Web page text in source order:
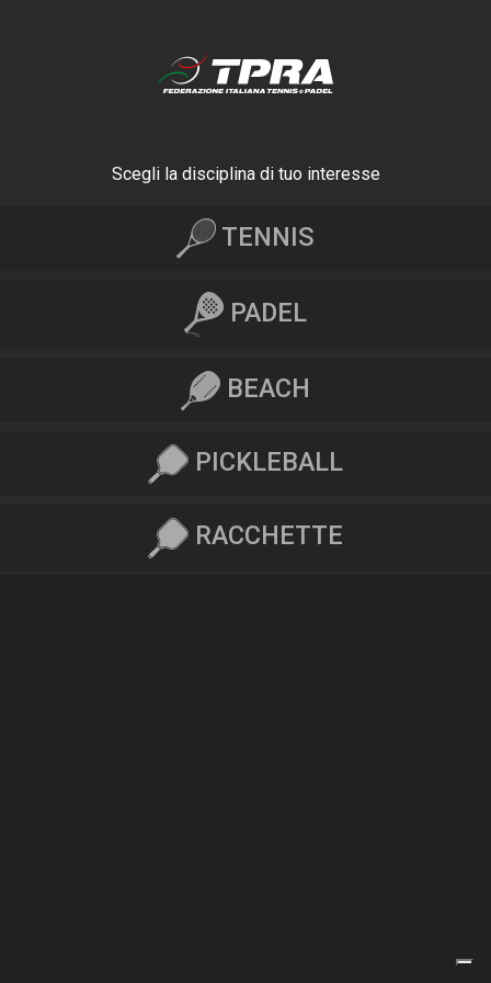
Scegli la disciplina di tuo interesse
TENNIS
PADEL
BEACH
PICKLEBALL
RACCHETTE